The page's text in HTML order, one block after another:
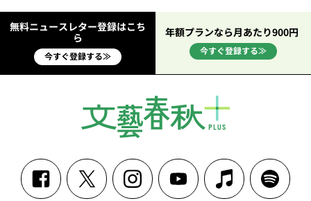
無料ニュースレター登録はこち
ら
今すぐ登録する≫
年額プランなら月あたり900円
今すぐ登録する≫